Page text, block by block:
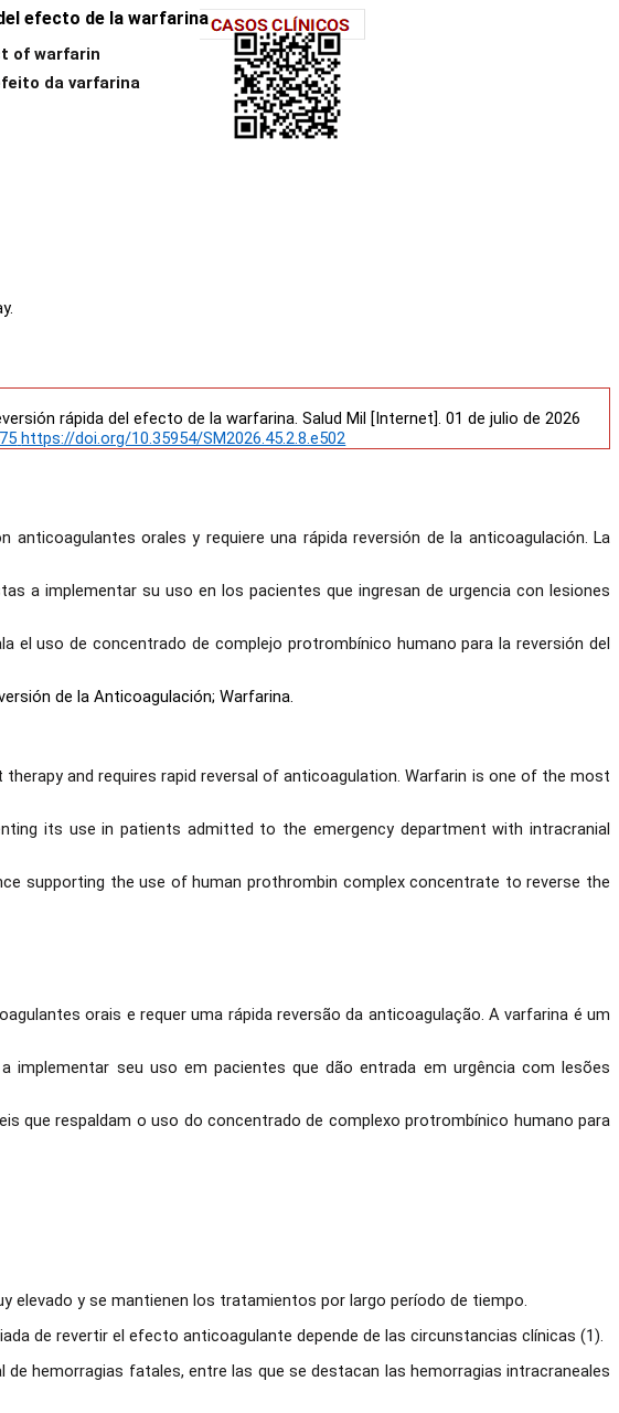
efecto de la warfarina
of warfarin
da varfarina
de Neurocirugía. Montevideo, Uruguay.
rápida del efecto de la warfarina. Salud Mil [Internet]. 01 de julio de 2026
https://doi.org/10.35954/SM2026.45.2.8.e502
orales y requiere una rápida reversión de la anticoagulación. La
a implementar su uso en los pacientes que ingresan de urgencia con lesiones
el uso de concentrado de complejo protrombínico humano para la reversión del
de la Anticoagulación; Warfarina.
and requires rapid reversal of anticoagulation. Warfarin is one of the most
its use in patients admitted to the emergency department with intracranial
supporting the use of human prothrombin complex concentrate to reverse the
orais e requer uma rápida reversão da anticoagulação. A varfarina é um
seu uso em pacientes que dão entrada em urgência com lesões
que respaldam o uso do concentrado de complexo protrombínico humano para
elevado y se mantienen los tratamientos por largo período de tiempo.
de revertir el efecto anticoagulante depende de las circunstancias clínicas (1).
de hemorragias fatales, entre las que se destacan las hemorragiasintracraneales